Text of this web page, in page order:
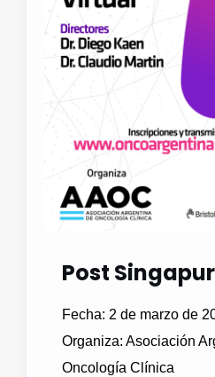
Post
Fecha: 2 de marzo de
Organiza: Asociación
Oncología Clínica